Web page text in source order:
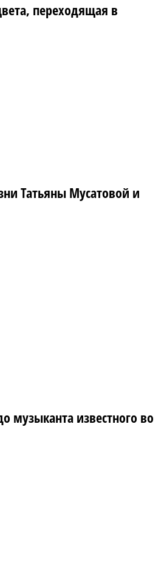
переходящая в
Татьяны Мусатовой и
музыканта известного во